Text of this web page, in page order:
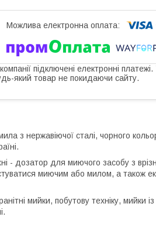
підключені електронні
який товар не покидаючи сайту.
з нержавіючої сталі, чорного
- дозатор для миючого засобу з
миючим або милом, а також
мийки, побутову техніку, мийки